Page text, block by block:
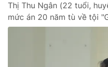
Thị Thu Ngân (22 tuổi,
mức án 20 năm tù về tội